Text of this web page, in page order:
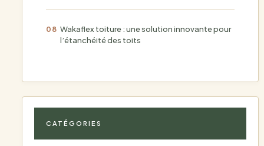
Wakaflex toiture : une solution innovante pour
l’étanchéité des toits
CATÉGORIES